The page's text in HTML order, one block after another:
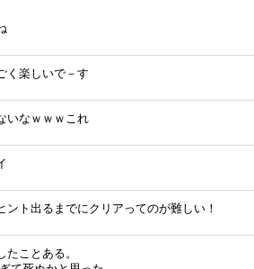
く楽しいで－す
いなｗｗｗこれ
ント出るまでにクリアってのが難しい！
ことある。